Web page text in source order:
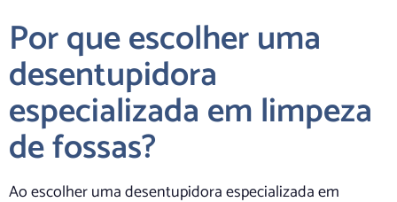
Por que escolher uma
desentupidora
especializada em limpeza
de fossas?
Ao escolher uma desentupidora especializada em